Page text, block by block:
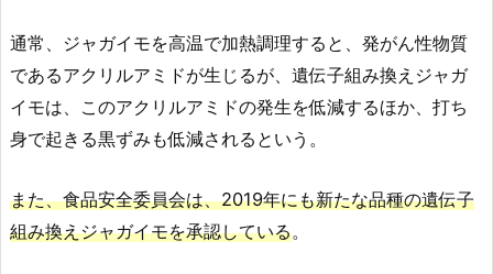
通常、ジャガイモを高温で加熱調理すると、発がん性物質
であるアクリルアミドが生じるが、遺伝子組み換えジャガ
イモは、このアクリルアミドの発生を低減するほか、打ち
身で起きる黒ずみも低減されるという。
また、食品安全委員会は、2019年にも新たな品種の遺伝子
組み換えジャガイモを承認している。